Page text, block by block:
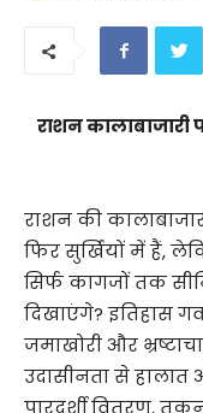
राशन
राशन की
फिर सुर्खियों में हैं,
सिर्फ कागजों तक
दिखाएंगे? इतिहास
जमाखोरी और
उदासीनता से
पारदर्शी वितरण,